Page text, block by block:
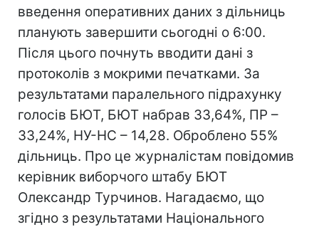
введення оперативних даних з дільниць
планують завершити сьогодні о 6:00.
Після цього почнуть вводити дані з
протоколів з мокрими печатками. За
результатами паралельного підрахунку
голосів БЮТ, БЮТ набрав 33,64%, ПР –
33,24%, НУ-НС – 14,28. Оброблено 55%
дільниць. Про це журналістам повідомив
керівник виборчого штабу БЮТ
Олександр Турчинов. Нагадаємо, що
згідно з результатами Національного